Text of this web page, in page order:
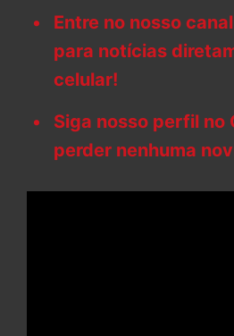
Entre no nosso
para notícias
celular!
Siga nosso perfil no
perder nenhuma